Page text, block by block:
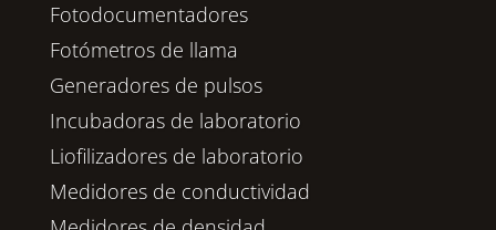
Fotodocumentadores
Fotómetros de llama
Generadores de pulsos
Incubadoras de laboratorio
Liofilizadores de laboratorio
Medidores de conductividad